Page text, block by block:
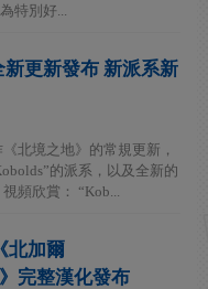
特別好...
新更新發布 新派系新
北境之地》的常規更新，
的派系，以及全新的
頻欣賞： “Kob...
北加爾
完整漢化發布